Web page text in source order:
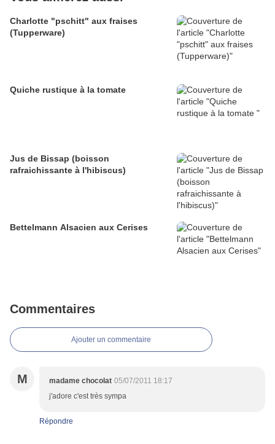
Charlotte "pschitt" aux fraises
(Tupperware)
Quiche rustique à la tomate
Jus de Bissap (boisson
rafraichissante à l'hibiscus)
Bettelmann Alsacien aux Cerises
Commentaires
Ajouter un commentaire
M madame chocolat 05/07/2011 18:17
j'adore c'est très sympa
Répondre